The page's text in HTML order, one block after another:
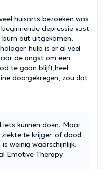
huisarts bezoeken was
depressie vast
out uitgekomen.
hulp is er al veel
de angst om een
te gaan blijft,heel
doorgekregen, zou dat
iets kunnen doen. Maar
te krijgen of dood
weinig waarschijnlijk.
Emotive Therapy